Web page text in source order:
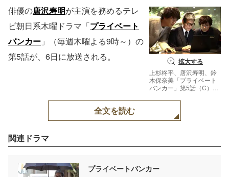
拡大する
上杉柊平、唐沢寿明、鈴
木保奈美「プライベート
バンカー」第5話（C）テ
俳優の唐沢寿明が主演を務めるテレ
ビ朝日系木曜ドラマ「プライベート
バンカー 」（毎週木曜よる9時～）の
第5話が、6日に放送される。
全文を読む
関連ドラマ
プライベートバンカー